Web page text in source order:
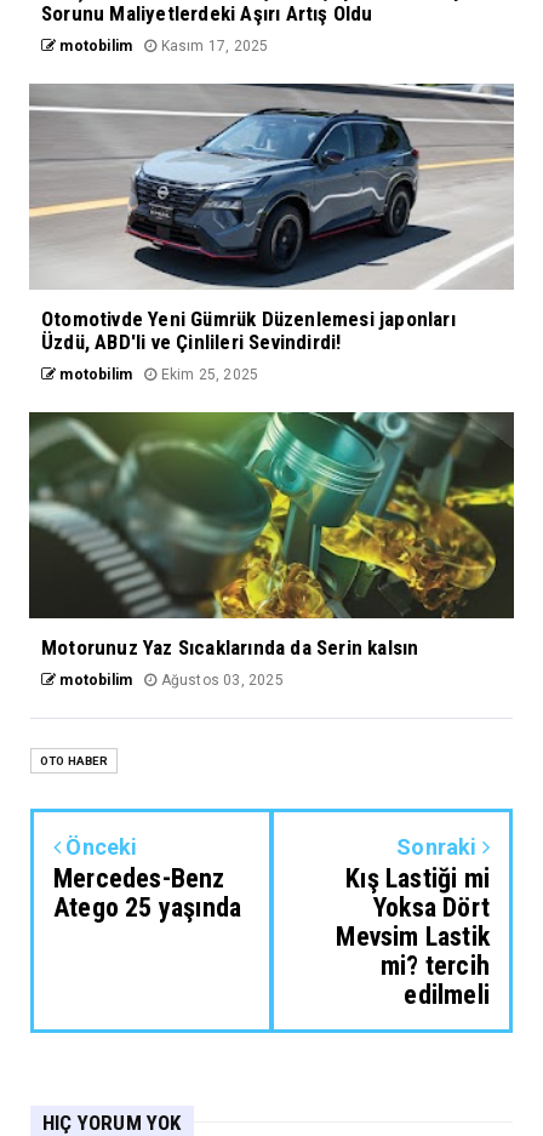
Sorunu Maliyetlerdeki Aşırı Artış Oldu
motobilim Kasım 17, 2025
Otomotivde Yeni Gümrük Düzenlemesi japonları
Üzdü, ABD'li ve Çinlileri Sevindirdi!
motobilim Ekim 25, 2025
Motorunuz Yaz Sıcaklarında da Serin kalsın
motobilim Ağustos 03, 2025
OTO HABER
Önceki
Mercedes-Benz
Atego 25 yaşında
Sonraki
Kış Lastiği mi
Yoksa Dört
Mevsim Lastik
mi? tercih
edilmeli
HIÇ YORUM YOK